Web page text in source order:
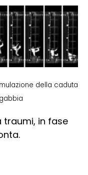
della caduta
traumi, in fase